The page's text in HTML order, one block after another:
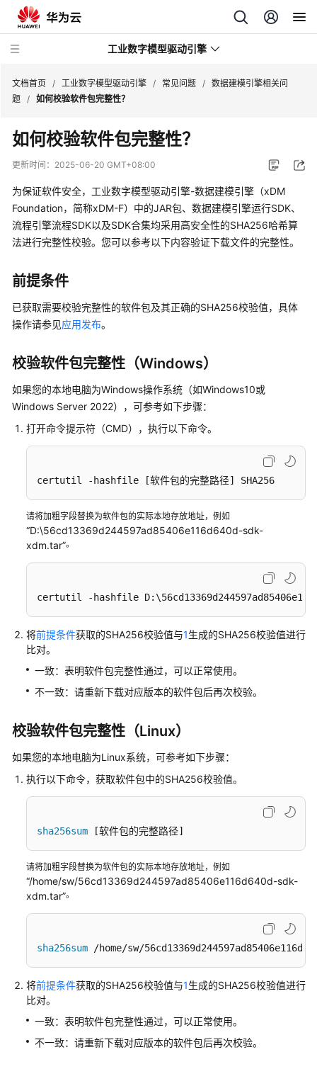
工业数字模型驱动引擎
最
新
动
产
品
介
计
费
说
明
快
入
门
控
指
模
引
擎
指
字
主
户
指
南
最
践
开
南
文档首页 / 工业数字模型驱动引擎 / 常见问题 / 数据建模引擎相关问
题 / 如何校验软件包完整性？
如何校验软件包完整性？
更新时间： 2025-06-20 GMT+08:00
为保证软件安全， 工业数字模型驱动引擎-数据建模引擎（xDM
Foundation，简称xDM-F） 中的JAR包、 数据建模引擎运行SDK、
流程引擎流程SDK以及SDK合集均采用高安全性的SHA256哈希算
法进行完整性校验。您可以参考以下内容验证下载文件的完整性。
前提条件
已获取需要校验完整性的软件包及其正确的SHA256校验值，具体
操作请参见应用发布。
校验软件包完整性（Windows）
如果您的本地电脑为Windows操作系统（如Windows10或
Windows Server 2022），可参考如下步骤：
打开命令提示符（CMD），执行以下命令。
certutil -hashfile [软件包的完整路径] SHA256
请将加粗字段替换为软件包的实际本地存放地址，例如
“D:\56cd13369d244597ad85406e116d640d-sdk-
xdm.tar”。
certutil -hashfile
将前提条件获取的SHA256校验值与1生成的SHA256校验值进行
比对。
一致：表明软件包完整性通过，可以正常使用。
不一致：请重新下载对应版本的软件包后再次校验。
校验软件包完整性（Linux）
如果您的本地电脑为Linux系统，可参考如下步骤：
执行以下命令，获取软件包中的SHA256校验值。
sha256sum [软件包的完整路径]
请将加粗字段替换为软件包的实际本地存放地址，例如
“/home/sw/56cd13369d244597ad85406e116d640d-sdk-
xdm.tar”。
sha256sum /home/sw/
将前提条件获取的SHA256校验值与1生成的SHA256校验值进行
比对。
一致：表明软件包完整性通过，可以正常使用。
不一致：请重新下载对应版本的软件包后再次校验。